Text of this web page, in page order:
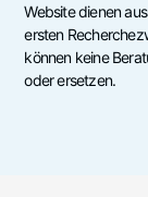
Website dienen
ersten
können keine
oder ersetzen.